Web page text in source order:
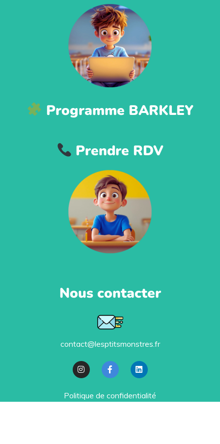
Programme BARKLEY
Prendre RDV
Nous contacter
contact@lesptitsmonstres.fr
Politique de confidentialité